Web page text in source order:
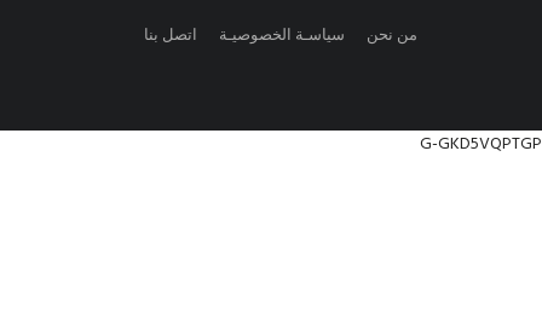
من نحن سياسـة الخصوصيـة اتصل بنا
G-GKD5VQPTGP